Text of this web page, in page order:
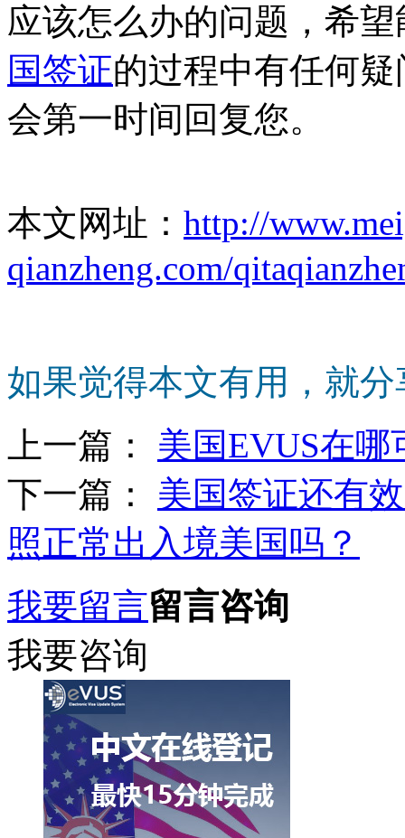
应该怎么办的问题，希
国签证的过程中有任何
会第一时间回复您。
本文网址： http://
qianzheng.com/
如果觉得本文有用，就
上一篇： 美国EVUS在
下一篇： 美国签证还有
照正常出入境美国吗？
我要留言留言咨询
我要咨询